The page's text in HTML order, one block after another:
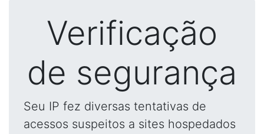
Verificação
de segurança
Seu IP fez diversas tentativas de
acessos suspeitos a sites hospedados